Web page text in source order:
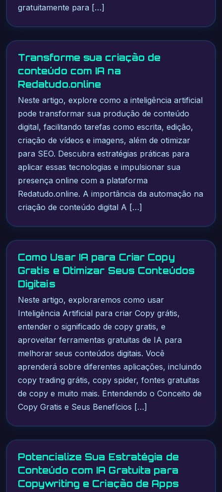
gratuitamente para […]
Transforme sua criação de
conteúdo com IA na
Redatudo.online
Neste artigo, explore como a inteligência artificial
pode transformar sua produção de conteúdo
digital, facilitando tarefas como escrita, edição,
criação de vídeos e imagens, além de otimizar
para SEO. Descubra estratégias práticas para
aplicar essas tecnologias e impulsionar sua
presença online com a plataforma
Redatudo.online. A importância da automação na
criação de conteúdo digital A […]
Como Usar IA para Criar Copy
Gratis e Otimizar Seus Conteúdos
Digitais
Neste artigo, exploraremos como usar
Inteligência Artificial para criar Copy grátis,
entender o significado de copy gratis, e
aproveitar ferramentas gratuitas de IA para
melhorar seus conteúdos digitais. Você
aprenderá sobre diferentes aplicações, incluindo
copy trading grátis, copy spider, fontes gratuitas
de copy e muito mais. Entendendo o Conceito de
Copy Gratis e Seus Benefícios […]
Potencialize Sua Estratégia de
Conteúdo com IA Gratuita para
Copywriting e Criação de Apps